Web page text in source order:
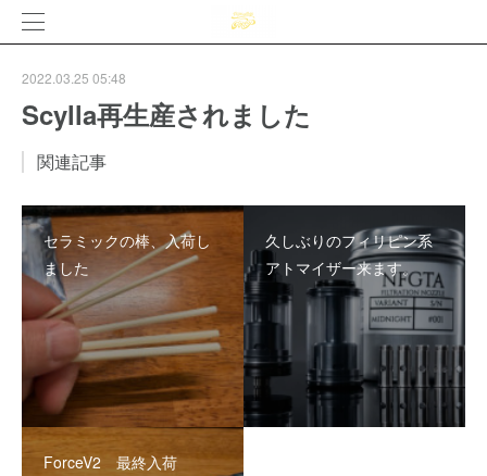
2022.03.25 05:48
Scylla再生産されました
関連記事
セラミックの棒、入荷し
ました
久しぶりのフィリピン系
アトマイザー来ます。
ForceV2 最終入荷